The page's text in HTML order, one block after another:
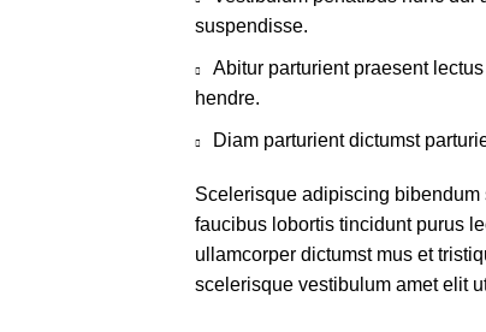
suspendisse.
Abitur parturient praesent
hendre.
Diam parturient dictumst
Scelerisque adipiscing
faucibus lobortis tincidunt purus
ullamcorper dictumst mus et
scelerisque vestibulum amet elit